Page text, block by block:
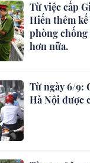
Từ việc cấp
Hiến thêm
phòng
hơn nữa.
Từ ngày 6/9:
Hà Nội được